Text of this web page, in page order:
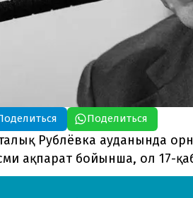
Поделиться
Рублёвка ауданында
ақпарат бойынша, ол 17-